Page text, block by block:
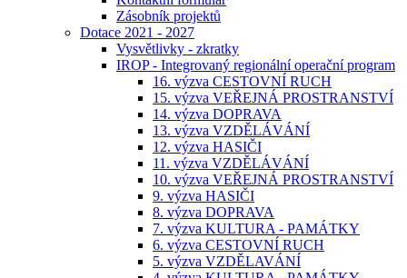
Zásobník projektů
Dotace 2021 - 2027
Vysvětlivky - zkratky
IROP - Integrovaný regionální operační program
16. výzva CESTOVNÍ RUCH
15. výzva VEŘEJNÁ PROSTRANSTVÍ
14. výzva DOPRAVA
13. výzva VZDĚLÁVÁNÍ
12. výzva HASIČI
11. výzva VZDĚLÁVÁNÍ
10. výzva VEŘEJNÁ PROSTRANSTVÍ
9. výzva HASIČI
8. výzva DOPRAVA
7. výzva KULTURA - PAMÁTKY
6. výzva CESTOVNÍ RUCH
5. výzva VZDĚLAVÁNÍ